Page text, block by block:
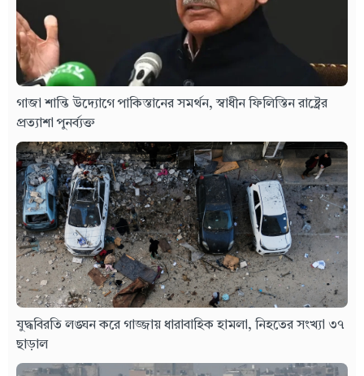
গাজা শান্তি উদ্যোগে পাকিস্তানের সমর্থন, স্বাধীন ফিলিস্তিন রাষ্ট্রের
প্রত্যাশা পুনর্ব্যক্ত
যুদ্ধবিরতি লঙ্ঘন করে গাজ্জায় ধারাবাহিক হামলা, নিহতের সংখ্যা ৩৭
ছাড়াল